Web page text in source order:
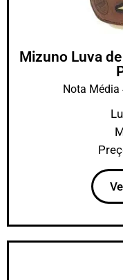
Mizuno Luva
Nota Média